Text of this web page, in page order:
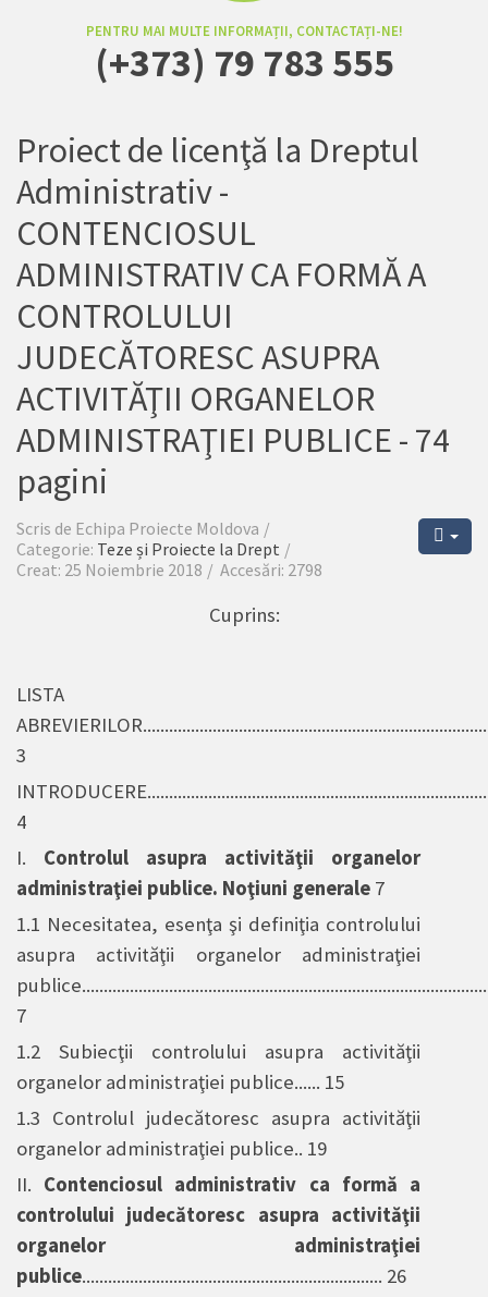
PENTRU MAI MULTE INFORMAȚII, CONTACTAȚI-NE!
(+373) 79 783 555
Proiect de licenţă la Dreptul
Administrativ -
CONTENCIOSUL
ADMINISTRATIV CA FORMĂ A
CONTROLULUI
JUDECĂTORESC ASUPRA
ACTIVITĂŢII ORGANELOR
ADMINISTRAŢIEI PUBLICE - 74
pagini
Scris de Echipa Proiecte Moldova
Categorie: Teze și Proiecte la Drept
Creat: 25 Noiembrie 2018
Accesări: 2798
Cuprins:
LISTA
3
4
I. Controlul asupra activităţii organelor
administraţiei publice. Noţiuni generale7
1.1 Necesitatea, esenţa şi definiţia controlului
asupra activităţii organelor administraţiei
7
1.2 Subiecţii controlului asupra activităţii
organelor administraţiei publice...... 15
1.3 Controlul judecătoresc asupra activităţii
organelor administraţiei publice.. 19
II. Contenciosul administrativ ca formă a
controlului judecătoresc asupra activităţii
organelor administraţiei
publice..................................................................... 26